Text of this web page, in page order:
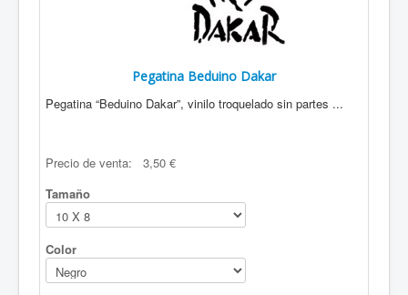
Pegatina Beduino Dakar
Pegatina “Beduino Dakar”, vinilo troquelado sin partes ...
Precio de venta:
3,50 €
Tamaño
Color